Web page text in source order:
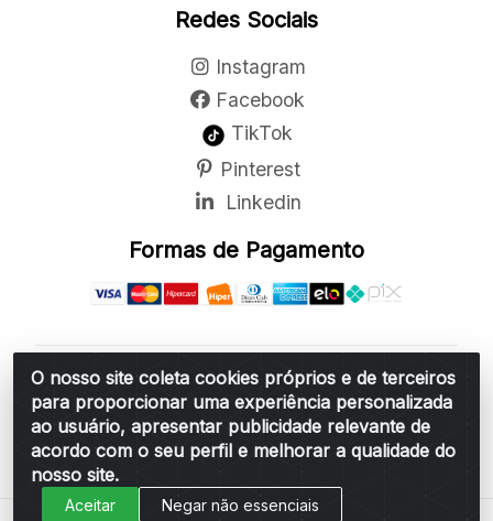
O nosso site coleta cookies próprios e de terceiros
para proporcionar uma experiência personalizada
ao usuário, apresentar publicidade relevante de
acordo com o seu perfil e melhorar a qualidade do
nosso site.
Aceitar Negar não essenciais
Redes Sociais
Instagram
Facebook
TikTok
Pinterest
Linkedin
Formas de Pagamento
Belchior Cortinas e Acessórios LTDA - R: Rua
Vereador Sérgio Leopoldino Alves, 876 - Santa
Bárbara d'Oeste/SP - CEP 13.456-166 - CNPJ
06.314.073/0001-34